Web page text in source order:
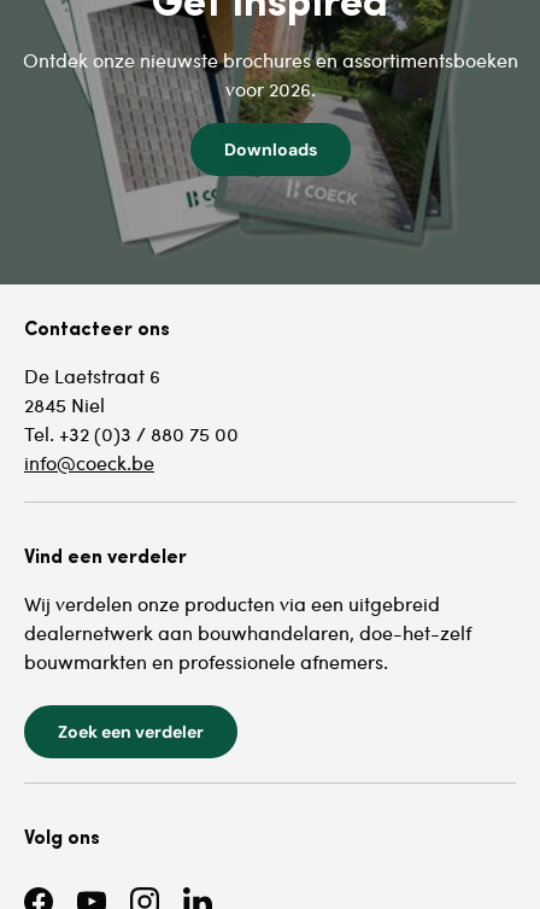
Ontdek onze nieuwste brochures en assortimentsboeken
voor 2026.
Downloads
Contacteer ons
De Laetstraat 6
2845 Niel
Tel. +32 (0)3 / 880 75 00
info@coeck.be
Vind een verdeler
Wij verdelen onze producten via een uitgebreid
dealernetwerk aan bouwhandelaren, doe-het-zelf
bouwmarkten en professionele afnemers.
Zoek een verdeler
Volg ons